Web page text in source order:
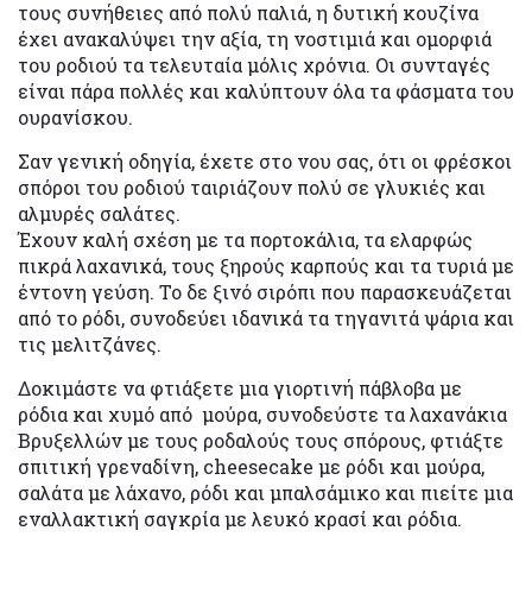
τους συνήθειες από πολύ παλιά, η δυτική κουζίνα
έχει ανακαλύψει την αξία, τη νοστιμιά και ομορφιά
του ροδιού τα τελευταία μόλις χρόνια. Οι συνταγές
είναι πάρα πολλές και καλύπτουν όλα τα φάσματα του
ουρανίσκου.
Σαν γενική οδηγία, έχετε στο νου σας, ότι οι φρέσκοι
σπόροι του ροδιού ταιριάζουν πολύ σε γλυκιές και
αλμυρές σαλάτες.
Έχουν καλή σχέση με τα πορτοκάλια, τα ελαρφώς
πικρά λαχανικά, τους ξηρούς καρπούς και τα τυριά με
έντονη γεύση. Το δε ξινό σιρόπι που παρασκευάζεται
από το ρόδι, συνοδεύει ιδανικά τα τηγανιτά ψάρια και
τις μελιτζάνες.
Δοκιμάστε να φτιάξετε μια γιορτινή πάβλοβα με
ρόδια και χυμό από μούρα, συνοδεύστε τα λαχανάκια
Βρυξελλών με τους ροδαλούς τους σπόρους, φτιάξτε
σπιτική γρεναδίνη, cheesecake με ρόδι και μούρα,
σαλάτα με λάχανο, ρόδι και μπαλσάμικο και πιείτε μια
εναλλακτική σαγκρία με λευκό κρασί και ρόδια.